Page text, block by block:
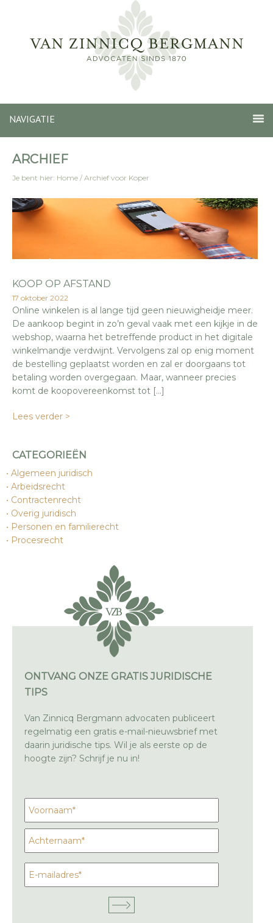
NAVIGATIE
ARCHIEF
Je bent hier: Home / Archief voor Koper
KOOP OP AFSTAND
17 oktober 2022
Online winkelen is al lange tijd geen nieuwigheidje meer.
De aankoop begint in zo’n geval vaak met een kijkje in de
webshop, waarna het betreffende product in het digitale
winkelmandje verdwijnt. Vervolgens zal op enig moment
de bestelling geplaatst worden en zal er doorgaans tot
betaling worden overgegaan. Maar, wanneer precies
komt de koopovereenkomst tot […]
Lees verder >
CATEGORIEËN
Algemeen juridisch
Arbeidsrecht
Contractenrecht
Overig juridisch
Personen en familierecht
Procesrecht
ONTVANG ONZE GRATIS JURIDISCHE
TIPS
Van Zinnicq Bergmann advocaten publiceert
regelmatig een gratis e-mail-nieuwsbrief met
daarin juridische tips. Wil je als eerste op de
hoogte zijn? Schrijf je nu in!